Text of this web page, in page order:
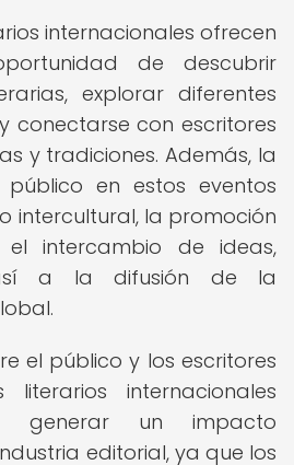
internacionales ofrecen
de descubrir
explorar diferentes
conectarse con escritores
y tradiciones. Además, la
en estos eventos
intercultural, la promoción
intercambio de ideas,
a la difusión de la
el público y los escritores
internacionales
generar un impacto
editorial, ya que los